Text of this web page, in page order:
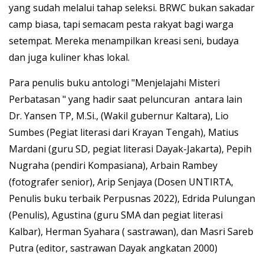
yang sudah melalui tahap seleksi. BRWC bukan sakadar
camp biasa, tapi semacam pesta rakyat bagi warga
setempat. Mereka menampilkan kreasi seni, budaya
dan juga kuliner khas lokal.
Para penulis buku antologi "Menjelajahi Misteri
Perbatasan " yang hadir saat peluncuran antara lain
Dr. Yansen TP, M.Si., (Wakil gubernur Kaltara), Lio
Sumbes (Pegiat literasi dari Krayan Tengah), Matius
Mardani (guru SD, pegiat literasi Dayak-Jakarta), Pepih
Nugraha (pendiri Kompasiana), Arbain Rambey
(fotografer senior), Arip Senjaya (Dosen UNTIRTA,
Penulis buku terbaik Perpusnas 2022), Edrida Pulungan
(Penulis), Agustina (guru SMA dan pegiat literasi
Kalbar), Herman Syahara ( sastrawan), dan Masri Sareb
Putra (editor, sastrawan Dayak angkatan 2000)